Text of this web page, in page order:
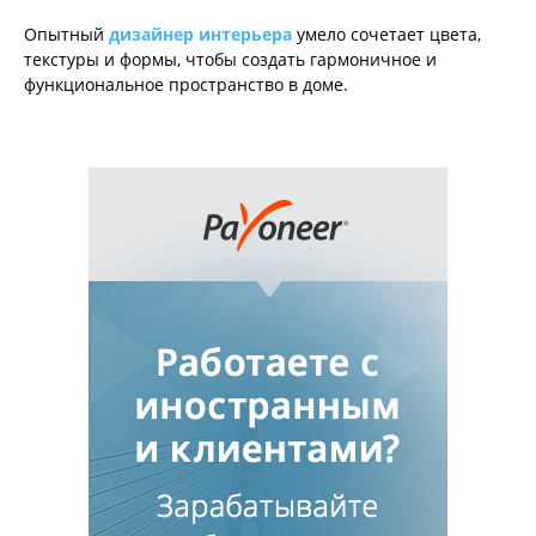
Опытный дизайнер интерьера умело сочетает цвета,
текстуры и формы, чтобы создать гармоничное и
функциональное пространство в доме.